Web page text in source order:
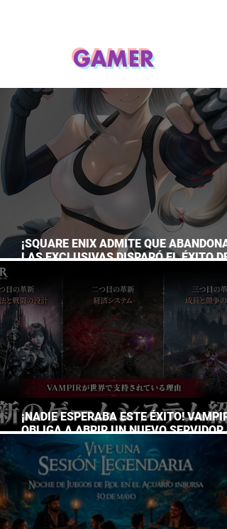
GAMER
¡SQUARE ENIX ADMITE QUE
LAS EXCLUSIVAS DISPARÓ EL ÉXITO DE
¡NADIE ESPERABA ESTE ÉXITO! VAMPIR
OBLIGA A ABRIR UN NUEVO SERVIDOR
JAPÓN A SOLO DOS DÍAS DE SU
LANZAMIENTO